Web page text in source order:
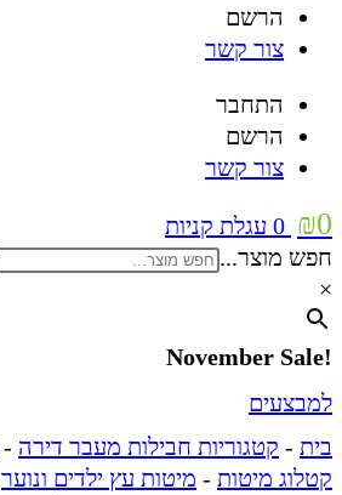
הרשם
צור קשר
התחבר
הרשם
צור קשר
₪0
0 עגלת קניות
חפש מוצר...
×
!November Sale
למבצעים
בית - קטגוריות חבילות מעבר דירה -
קטלוג מיטות - מיטות עץ ילדים ונוער